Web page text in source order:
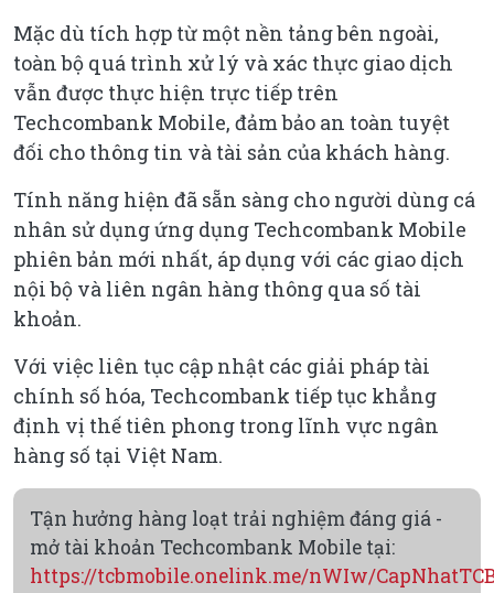
Mặc dù tích hợp từ một nền tảng bên ngoài,
toàn bộ quá trình xử lý và xác thực giao dịch
vẫn được thực hiện trực tiếp trên
Techcombank Mobile, đảm bảo an toàn tuyệt
đối cho thông tin và tài sản của khách hàng.
Tính năng hiện đã sẵn sàng cho người dùng cá
nhân sử dụng ứng dụng Techcombank Mobile
phiên bản mới nhất, áp dụng với các giao dịch
nội bộ và liên ngân hàng thông qua số tài
khoản.
Với việc liên tục cập nhật các giải pháp tài
chính số hóa, Techcombank tiếp tục khẳng
định vị thế tiên phong trong lĩnh vực ngân
hàng số tại Việt Nam.
Tận hưởng hàng loạt trải nghiệm đáng giá -
mở tài khoản Techcombank Mobile tại:
https://tcbmobile.onelink.me/nWIw/